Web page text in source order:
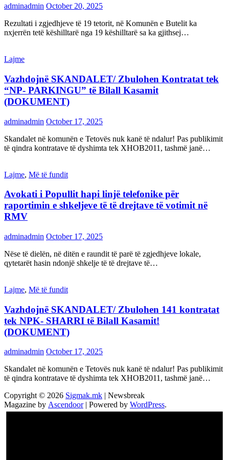
adminadmin October 20, 2025
Rezultati i zgjedhjeve të 19 tetorit, në Komunën e Butelit ka
nxjerrën tetë këshilltarë nga 19 këshilltarë sa ka gjithsej…
Lajme
Vazhdojnë SKANDALET/ Zbulohen Kontratat tek
“NP- PARKINGU” të Bilall Kasamit
(DOKUMENT)
adminadmin October 17, 2025
Skandalet në komunën e Tetovës nuk kanë të ndalur! Pas publikimit
të qindra kontratave të dyshimta tek XHOB2011, tashmë janë…
Lajme, Më të fundit
Avokati i Popullit hapi linjë telefonike për
raportimin e shkeljeve të të drejtave të votimit në
RMV
adminadmin October 17, 2025
Nëse të dielën, në ditën e raundit të parë të zgjedhjeve lokale,
qytetarët hasin ndonjë shkelje të të drejtave të…
Lajme, Më të fundit
Vazhdojnē SKANDALET/ Zbulohen 141 kontratat
tek NPK- SHARRI të Bilall Kasamit!
(DOKUMENT)
adminadmin October 17, 2025
Skandalet në komunën e Tetovës nuk kanë të ndalur! Pas publikimit
të qindra kontratave të dyshimta tek XHOB2011, tashmë janë…
Copyright © 2026 Sigmak.mk | Newsbreak
Magazine by Ascendoor| Powered by WordPress.